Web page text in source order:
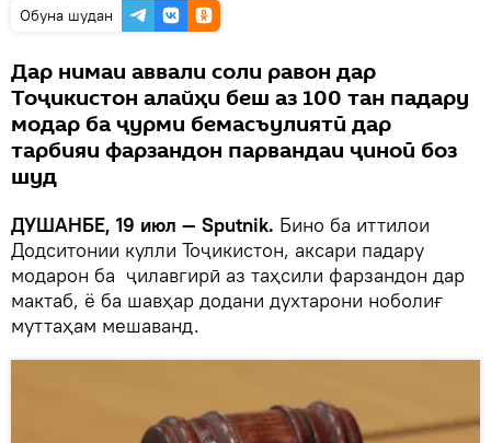
Обуна шудан
Дар нимаи аввали соли равон дар
Тоҷикистон алайҳи беш аз 100 тан падару
модар ба ҷурми бемасъулиятӣ дар
тарбияи фарзандон парвандаи ҷиноӣ боз
шуд
ДУШАНБЕ, 19 июл — Sputnik. Бино ба иттилои
Додситонии кулли Тоҷикистон, аксари падару
модарон ба ҷилавгирӣ аз таҳсили фарзандон дар
мактаб, ё ба шавҳар додани духтарони ноболиғ
муттаҳам мешаванд.